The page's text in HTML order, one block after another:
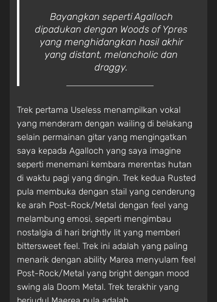
Bayangkan seperti Agalloch
dipadukan dengan Woods of Ypres
yang menghidangkan hasil akhir
yang distant, melancholic dan
draggy.
Trek pertama Useless menampilkan vokal
yang menderam dengan wailing di belakang
selain permainan gitar yang mengingatkan
saya kepada Agalloch yang saya imagine
seperti menemani kembara merentas hutan
di waktu pagi yang dingin. Trek kedua Rusted
pula membuka dengan stail yang cenderung
ke arah Post-Rock/Metal dengan feel yang
melambung emosi, seperti mengimbau
nostalgia di hari brightly lit yang memberi
bittersweet feel. Trek ini adalah yang paling
menarik dengan ability Marea menyulam feel
Post-Rock/Metal yang bright dengan mood
swing ala Doom Metal. Trek terakhir yang